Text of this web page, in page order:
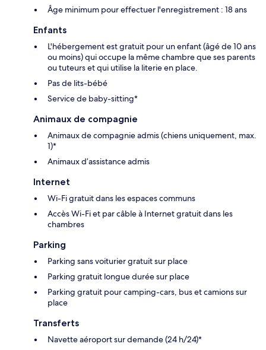
Âge minimum pour effectuer l'enregistrement : 18 ans
Enfants
L'hébergement est gratuit pour un enfant (âgé de 10 ans
ou moins) qui occupe la même chambre que ses parents
ou tuteurs et qui utilise la literie en place.
Pas de lits-bébé
Service de baby-sitting*
Animaux de compagnie
Animaux de compagnie admis (chiens uniquement, max.
1)*
Animaux d’assistance admis
Internet
Wi-Fi gratuit dans les espaces communs
Accès Wi-Fi et par câble à Internet gratuit dans les
chambres
Parking
Parking sans voiturier gratuit sur place
Parking gratuit longue durée sur place
Parking gratuit pour camping-cars, bus et camions sur
place
Transferts
Navette aéroport sur demande (24 h/24)*